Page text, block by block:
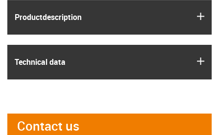
Product­description
Technical data
Contact us